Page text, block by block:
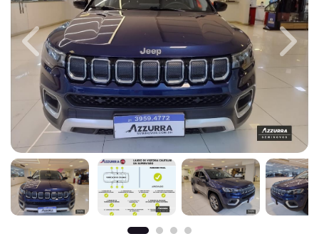
Previous Next